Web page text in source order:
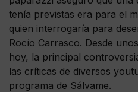
tenía previstas era para el
quien interrogaría para
Rocío Carrasco. Desde
hoy, la principal
las críticas de diversos
programa de Sálvame.